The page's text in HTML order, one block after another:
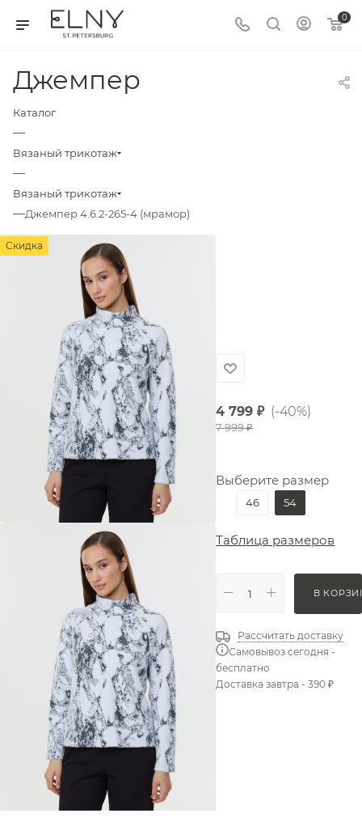
0
Джемпер
Каталог
—
Вязаный трикотаж
—
Вязаный трикотаж
—Джемпер 4.6.2-265-4 (мрамор)
Скидка
Скидка
4 799 ₽ (-40%)
7 999₽
Выберите размер
46 54
Таблица размеров
В
Рассчитать доставку
Самовывоз сегодня -
бесплатно
Доставка завтра - 390 ₽